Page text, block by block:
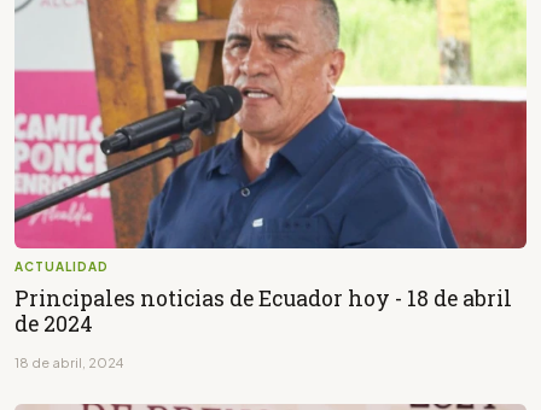
ACTUALIDAD
Principales noticias de Ecuador hoy - 18 de abril
de 2024
18 de abril, 2024
tasa minera que rige en
Ecuador?